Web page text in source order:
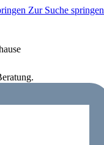
Zur Suche springen